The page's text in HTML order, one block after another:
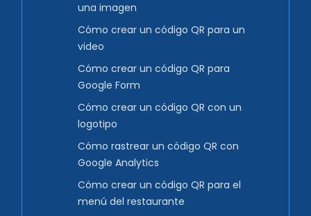
una imagen
Cómo crear un código QR para un
video
Cómo crear un código QR para
Google Form
Cómo crear un código QR con un
logotipo
Cómo rastrear un código QR con
Google Analytics
Cómo crear un código QR para el
menú del restaurante